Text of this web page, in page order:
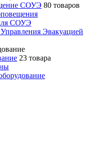
СОУЭ 80 товаров
СОУЭ
Эвакуацией
23 товара